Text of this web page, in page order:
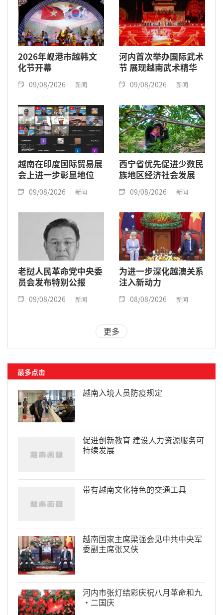
2026年岘港市越韩文
化节开幕
09/08/2026 新闻
河内首次举办国际武术
节 展现越南武术精华
09/08/2026 新闻
越南在印度国际贸易展
会上进一步彰显地位
09/08/2026 新闻
西宁省优先促进少数民
族地区经济社会发展
09/08/2026 新闻
老挝人民革命党中央委
员会发布特别公报
09/08/2026 新闻
为进一步深化越澳关系
注入新动力
08/08/2026 新闻
更多
最多点击
越南入境人员防疫规定
促进创新教育 建设人力资源服务可
持续发展
带有越南文化特色的交通工具
越南国家主席梁强会见中共中央军
委副主席张又侠
河内市张灯结彩庆祝八月革命和九
·二国庆